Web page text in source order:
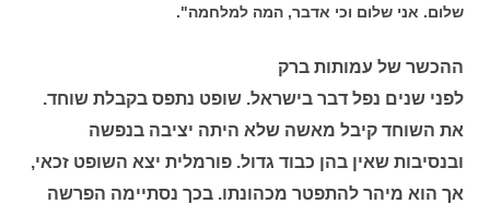
שלום. אני שלום וכי אדבר, המה למלחמה".
ההכשר של עמותות ברק
לפני שנים נפל דבר בישראל. שופט נתפס בקבלת שוחד.
את השוחד קיבל מאשה שלא היתה יציבה בנפשה
ובנסיבות שאין בהן כבוד גדול. פורמלית יצא השופט זכאי,
אך הוא מיהר להתפטר מכהונתו. בכך נסתיימה הפרשה